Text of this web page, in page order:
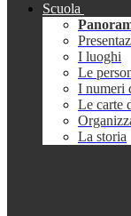
Scuola
I luoghi
Le
I numeri
Le carte
La storia